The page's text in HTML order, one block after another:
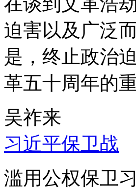
迫害以及广泛
是，终止政治
革五十周年的
吴祚来
习近平保卫战
滥用公权保卫